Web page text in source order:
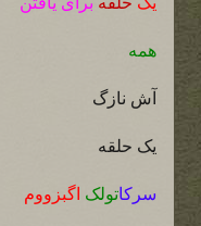
همه
آش نازگ
یک حلقه
سرکاتولک اگبزووم